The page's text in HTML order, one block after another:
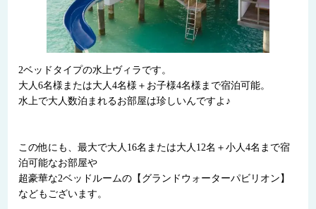
2ベッドタイプの水上ヴィラです。
大人6名様または大人4名様＋お子様4名様まで宿泊可能。
水上で大人数泊まれるお部屋は珍しいんですよ♪
この他にも、最大で大人16名または大人12名＋小人4名まで宿
泊可能なお部屋や
超豪華な2ベッドルームの【グランドウォーターパビリオン】
などもございます。